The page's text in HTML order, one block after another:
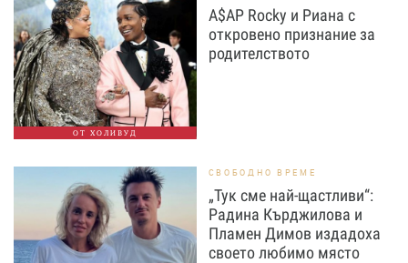
ОТ ХОЛИВУД
A$AP Rocky и Риана с
откровено признание за
родителството
СВОБОДНО ВРЕМЕ
„Тук сме най-щастливи“:
Радина Кърджилова и
Пламен Димов издадоха
своето любимо място